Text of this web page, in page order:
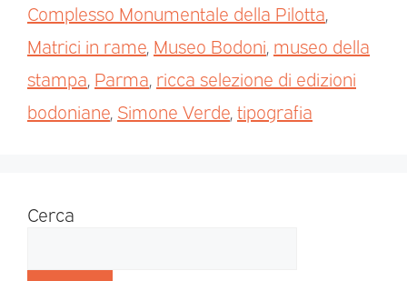
Complesso Monumentale della Pilotta,
Matrici in rame, Museo Bodoni, museo della
stampa, Parma, ricca selezione di edizioni
bodoniane, Simone Verde,tipografia
Cerca